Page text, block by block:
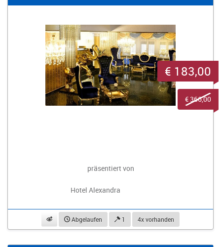
präsentiert von
Hotel Alexandra
beobachtenAbgelaufen 1 4x vorhanden
€ 183,00
€ 366,00